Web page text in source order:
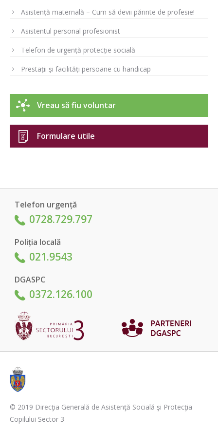
Asistență maternală – Cum să devii părinte de profesie!
Asistentul personal profesionist
Telefon de urgență protecție socială
Prestații și facilități persoane cu handicap
Vreau să fiu voluntar
Formulare utile
Telefon urgență
0728.729.797
Poliția locală
021.9543
DGASPC
0372.126.100
© 2019 Direcţia Generală de Asistenţă Socială şi Protecţia
Copilului Sector 3